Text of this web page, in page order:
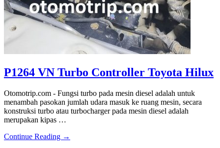
P1264 VN Turbo Controller Toyota Hilux
Otomotrip.com - Fungsi turbo pada mesin diesel adalah untuk
menambah pasokan jumlah udara masuk ke ruang mesin, secara
konstruksi turbo atau turbocharger pada mesin diesel adalah
merupakan kipas …
Continue Reading about
→